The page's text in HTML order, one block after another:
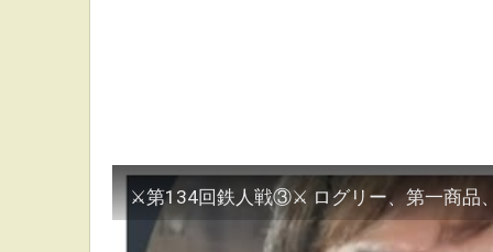
⚔第134回鉄人戦③⚔ ログリー、第一商品